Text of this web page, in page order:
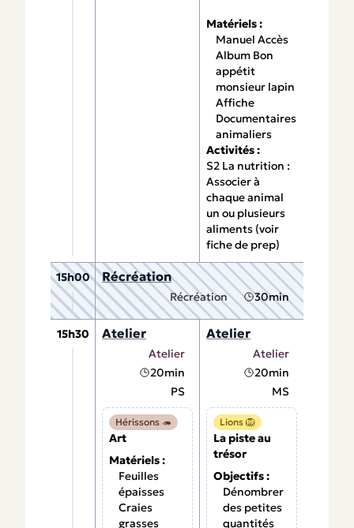
Matériels :
Manuel Accès
Album Bon
appétit
monsieur lapin
Affiche
Documentaires
animaliers
Activités :
S2 La nutrition :
Associer à
chaque animal
un ou plusieurs
aliments (voir
fiche de prep)
15h00 Récréation
Récréation 30min
15h30 Atelier
Atelier
20min
PS
Hérissons 🦔
Art
Matériels :
Feuilles
épaisses
Craies
grasses
Atelier
Atelier
20min
MS
Lions 🦁
La piste au
trésor
Objectifs :
Dénombrer
des petites
quantités